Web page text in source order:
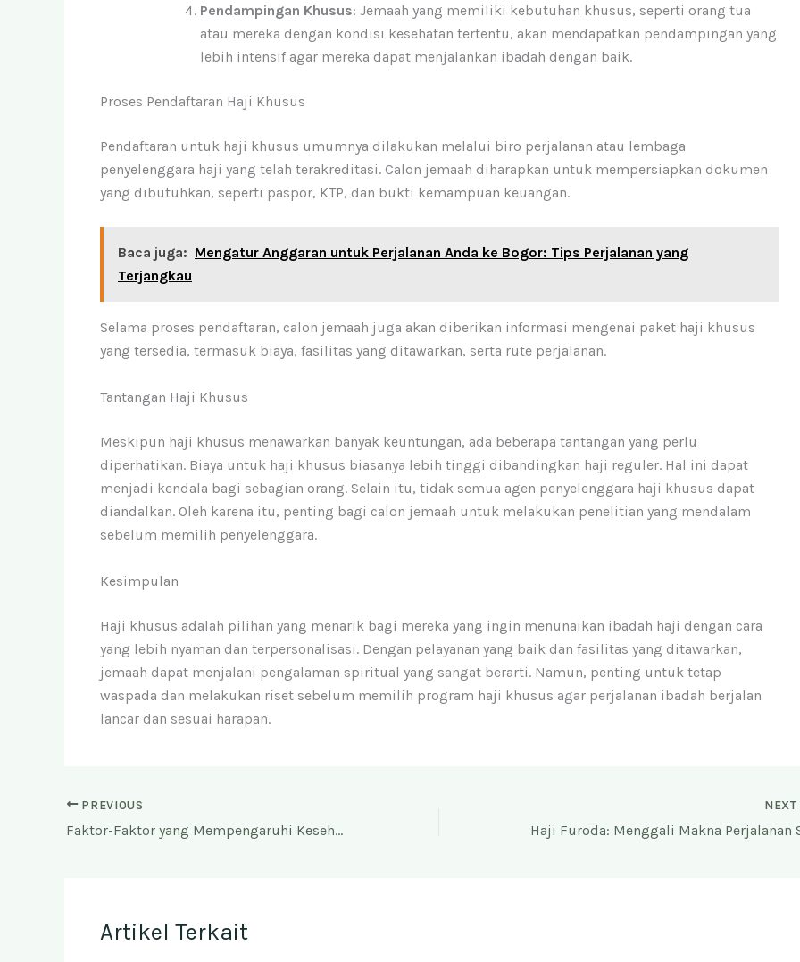
Pendampingan Khusus: Jemaah yang memiliki kebutuhan khusus, seperti orang tua
atau mereka dengan kondisi kesehatan tertentu, akan mendapatkan pendampingan yang
lebih intensif agar mereka dapat menjalankan ibadah dengan baik.
Proses Pendaftaran Haji Khusus
Pendaftaran untuk haji khusus umumnya dilakukan melalui biro perjalanan atau lembaga
penyelenggara haji yang telah terakreditasi. Calon jemaah diharapkan untuk mempersiapkan dokumen
yang dibutuhkan, seperti paspor, KTP, dan bukti kemampuan keuangan.
Baca juga: Mengatur Anggaran untuk Perjalanan Anda ke Bogor: Tips Perjalanan yang
Terjangkau
Selama proses pendaftaran, calon jemaah juga akan diberikan informasi mengenai paket haji khusus
yang tersedia, termasuk biaya, fasilitas yang ditawarkan, serta rute perjalanan.
Tantangan Haji Khusus
Meskipun haji khusus menawarkan banyak keuntungan, ada beberapa tantangan yang perlu
diperhatikan. Biaya untuk haji khusus biasanya lebih tinggi dibandingkan haji reguler. Hal ini dapat
menjadi kendala bagi sebagian orang. Selain itu, tidak semua agen penyelenggara haji khusus dapat
diandalkan. Oleh karena itu, penting bagi calon jemaah untuk melakukan penelitian yang mendalam
sebelum memilih penyelenggara.
Kesimpulan
Haji khusus adalah pilihan yang menarik bagi mereka yang ingin menunaikan ibadah haji dengan cara
yang lebih nyaman dan terpersonalisasi. Dengan pelayanan yang baik dan fasilitas yang ditawarkan,
jemaah dapat menjalani pengalaman spiritual yang sangat berarti. Namun, penting untuk tetap
waspada dan melakukan riset sebelum memilih program haji khusus agar perjalanan ibadah berjalan
lancar dan sesuai harapan.
PREVIOUS
Faktor-Faktor yang Mempengaruhi Kesehatan Jamaah Haji Menurut AMPHURI
NEXT
Artikel Terkait